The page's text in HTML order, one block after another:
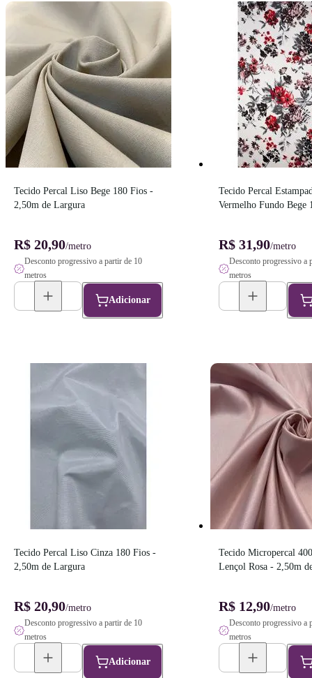
Tecido Percal Liso Bege 180 Fios -
2,50m de Largura
R$ 20,90/metro
Desconto progressivo a partir de 10
metros
Adicionar
Tecido Percal
Vermelho Fundo Bege
R$ 31,90/metro
Desconto progressivo a
metros
Tecido Percal Liso Cinza 180 Fios -
2,50m de Largura
R$ 20,90/metro
Desconto progressivo a partir de 10
metros
Adicionar
Tecido Micropercal
Lençol Rosa - 2,50m
R$ 12,90/metro
Desconto progressivo a
metros